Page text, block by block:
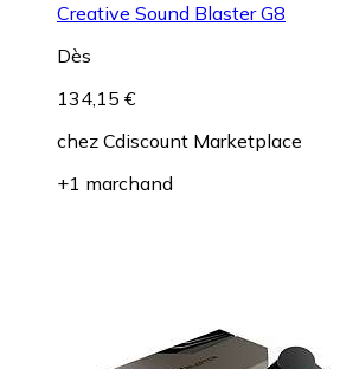
Creative Sound Blaster G8
Dès
134,15 €
chez Cdiscount Marketplace
+1 marchand